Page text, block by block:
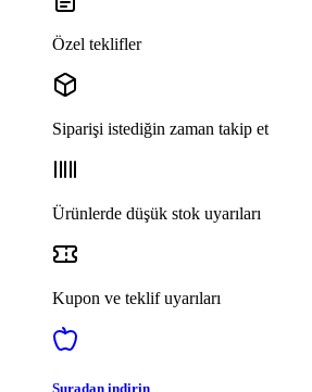
Özel teklifler
Siparişi istediğin zaman takip et
Ürünlerde düşük stok uyarıları
Kupon ve teklif uyarıları
Şuradan indirin